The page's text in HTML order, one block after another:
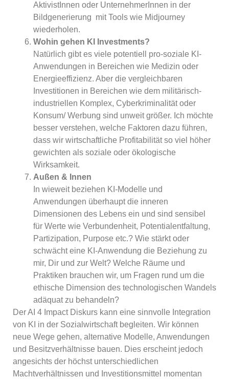
AktivistInnen oder UnternehmerInnen in der
Bildgenerierung mit Tools wie Midjourney
wiederholen.
Wohin gehen KI Investments?
Natürlich gibt es viele potentiell pro-soziale KI-
Anwendungen in Bereichen wie Medizin oder
Energieeffizienz. Aber die vergleichbaren
Investitionen in Bereichen wie dem militärisch-
industriellen Komplex, Cyberkriminalität oder
Konsum/ Werbung sind unweit größer. Ich möchte
besser verstehen, welche Faktoren dazu führen,
dass wir wirtschaftliche Profitabilität so viel höher
gewichten als soziale oder ökologische
Wirksamkeit.
Außen & Innen
In wieweit beziehen KI-Modelle und
Anwendungen überhaupt die inneren
Dimensionen des Lebens ein und sind sensibel
für Werte wie Verbundenheit, Potentialentfaltung,
Partizipation, Purpose etc.? Wie stärkt oder
schwächt eine KI-Anwendung die Beziehung zu
mir, Dir und zur Welt? Welche Räume und
Praktiken brauchen wir, um Fragen rund um die
ethische Dimension des technologischen Wandels
adäquat zu behandeln?
Der AI 4 Impact Diskurs kann eine sinnvolle Integration
von KI in der Sozialwirtschaft begleiten. Wir können
neue Wege gehen, alternative Modelle, Anwendungen
und Besitzverhältnisse bauen. Dies erscheint jedoch
angesichts der höchst unterschiedlichen
Machtverhältnissen und Investitionsmittel momentan